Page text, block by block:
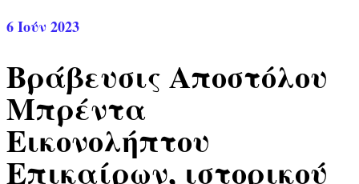
6Ιούν 2023
Βράβευσις Αποστόλου
Μπρέντα
Εικονολήπτου
Επικαίρων, ιστορικού